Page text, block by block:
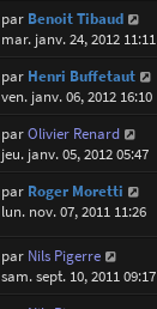
par Benoit Tibaud
mar. janv. 24, 2012 11:11
par Henri Buffetaut
ven. janv. 06, 2012 16:10
parOlivier Renard
jeu. janv. 05, 2012 05:47
par Roger Moretti
lun. nov. 07, 2011 11:26
par Nils Pigerre
sam. sept. 10, 2011 09:17